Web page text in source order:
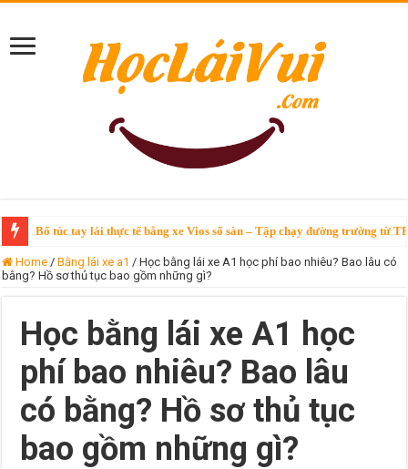
Bổ túc tay lái thực tế bằng xe Vios số sàn – Tập chạy đường trường từ
Bổ túc tay lái Vinfast VF3 – chỉ 250k/giờ tại TPHCM
Home / Bằng lái xe a1 / Học bằng lái xe A1 học phí bao nhiêu? Bao lâu có
bằng? Hồ sơ thủ tục bao gồm những gì?
Học bằng lái xe A1 học
phí bao nhiêu? Bao lâu
có bằng? Hồ sơ thủ tục
bao gồm những gì?